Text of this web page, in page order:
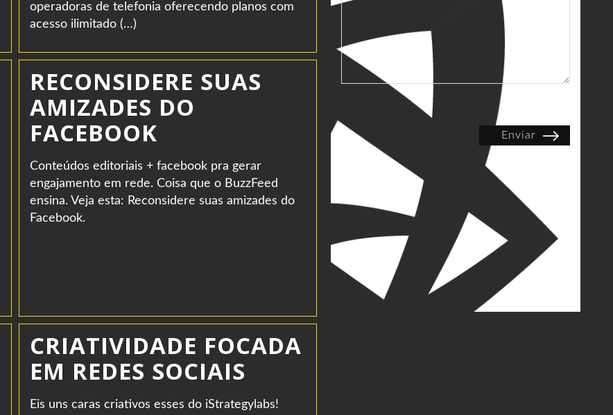
Enviar
operadoras de telefonia oferecendo planos com
acesso ilimitado (…)
RECONSIDERE SUAS
AMIZADES DO
FACEBOOK
Conteúdos editoriais + facebook pra gerar
engajamento em rede. Coisa que o BuzzFeed
ensina. Veja esta: Reconsidere suas amizades do
Facebook.
CRIATIVIDADE FOCADA
EM REDES SOCIAIS
Eis uns caras criativos esses do iStrategylabs!